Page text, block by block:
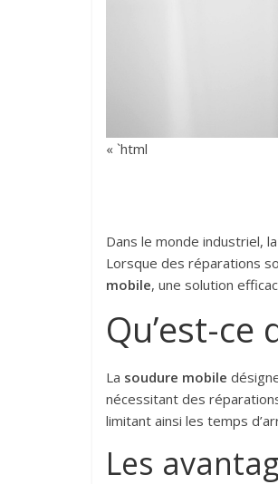
« `html
Dans le monde industriel,
Lorsque des réparations
mobile, une solution
Qu’est-
La soudure mobile
nécessitant des
limitant ainsi les temps
Les